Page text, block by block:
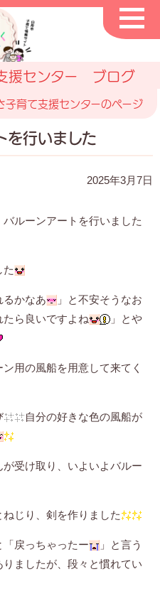
援センター ブログ
子育て支援センターのページ
を行いました
2025年3月7日
ルーンアートを行いました
た
るかなあ
」と不安そうなお
ら良いですよね
」とや
用の風船を用意して来てく
自分の好きな色の風船が
受け取り、いよいよバルー
じり、剣を作りました
戻っちゃったー
」と言う
りましたが、段々と慣れてい